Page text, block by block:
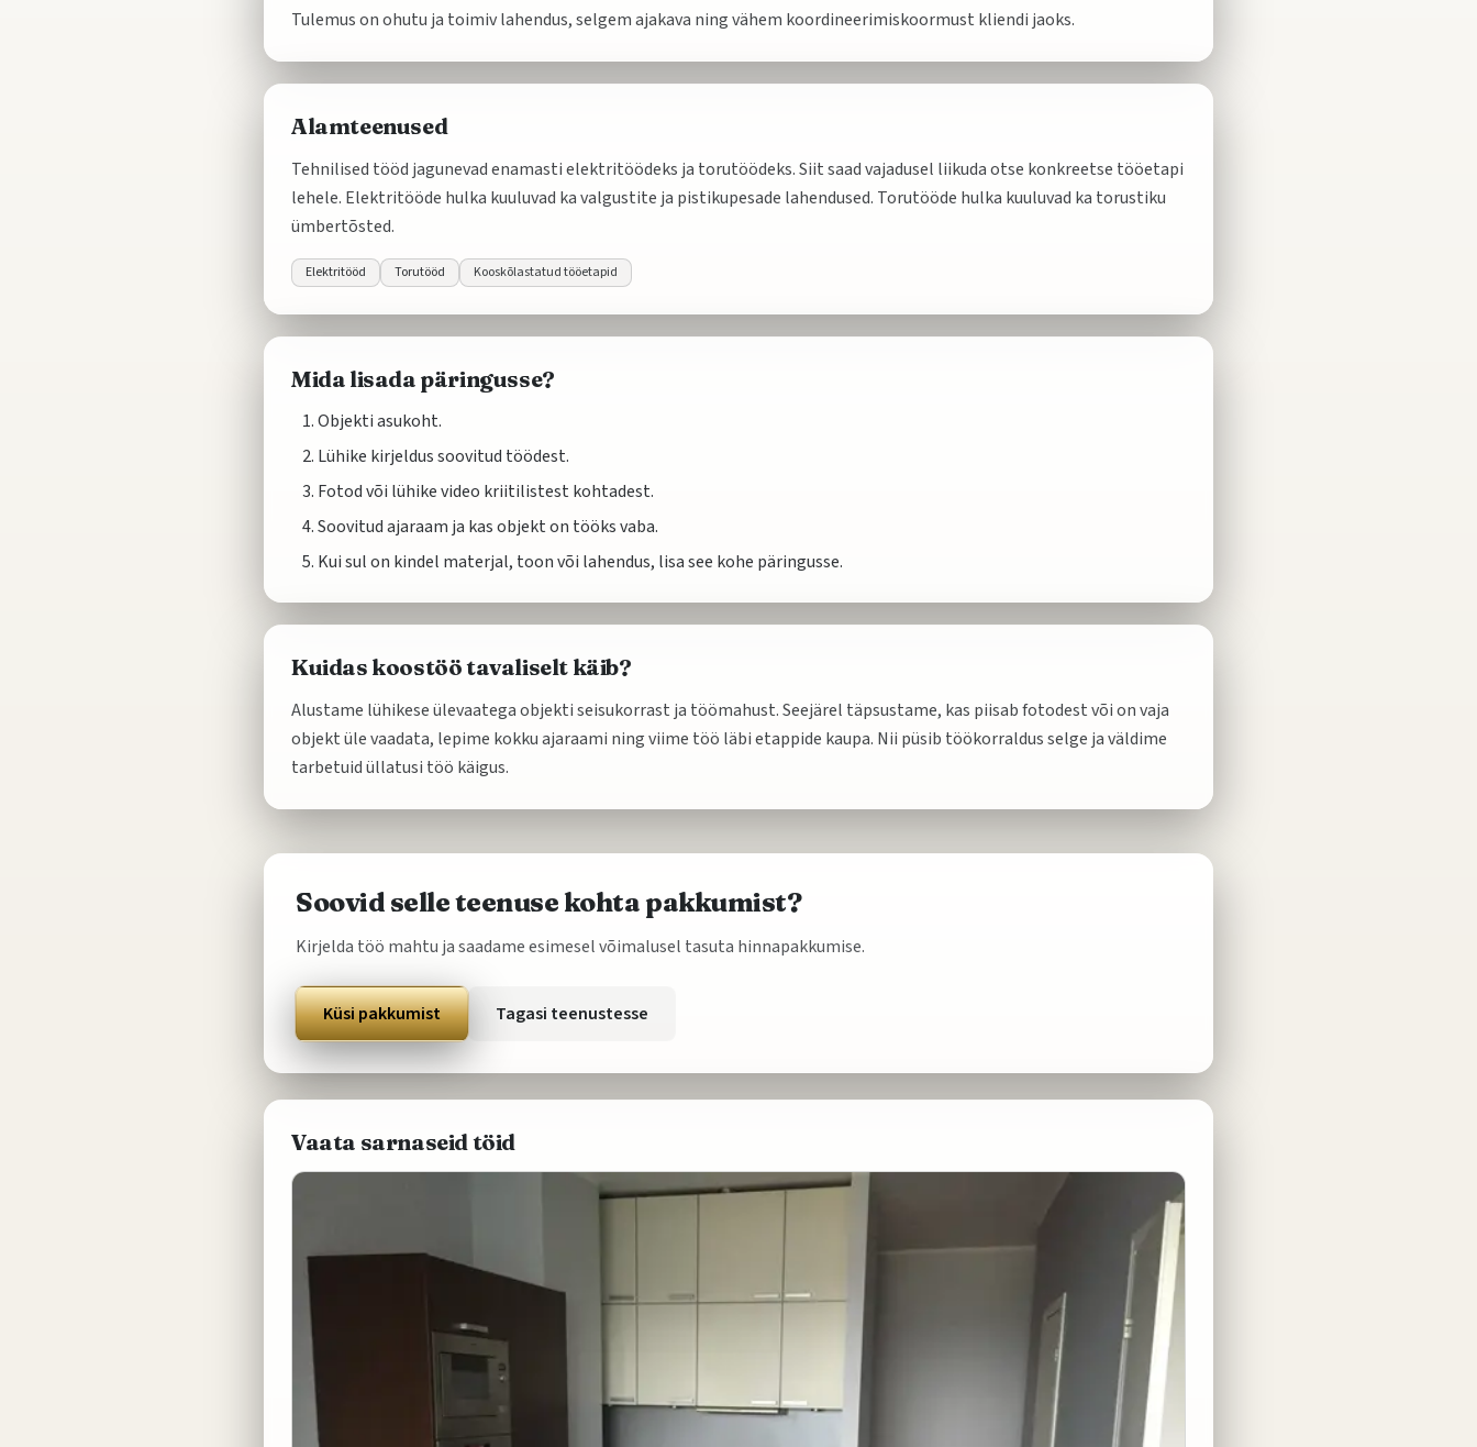
Tulemus on ohutu ja toimiv lahendus, selgem ajakava ning vähem koordineerimiskoormust kliendi jaoks.
Alamteenused
Tehnilised tööd jagunevad enamasti elektritöödeks ja torutöödeks. Siit saad vajadusel liikuda otse konkreetse tööetapi
lehele. Elektritööde hulka kuuluvad ka valgustite ja pistikupesade lahendused. Torutööde hulka kuuluvad ka torustiku
ümbertõsted.
Elektritööd Torutööd Kooskõlastatud tööetapid
Mida lisada päringusse?
Objekti asukoht.
Lühike kirjeldus soovitud töödest.
Fotod või lühike video kriitilistest kohtadest.
Soovitud ajaraam ja kas objekt on tööks vaba.
Kui sul on kindel materjal, toon või lahendus, lisa see kohe päringusse.
Kuidas koostöö tavaliselt käib?
Alustame lühikese ülevaatega objekti seisukorrast ja töömahust. Seejärel täpsustame, kas piisab fotodest või on vaja
objekt üle vaadata, lepime kokku ajaraami ning viime töö läbi etappide kaupa. Nii püsib töökorraldus selge ja väldime
tarbetuid üllatusi töö käigus.
Soovid selle teenuse kohta pakkumist?
Kirjelda töö mahtu ja saadame esimesel võimalusel tasuta hinnapakkumise.
Küsi pakkumist Tagasi teenustesse
Vaata sarnaseid töid